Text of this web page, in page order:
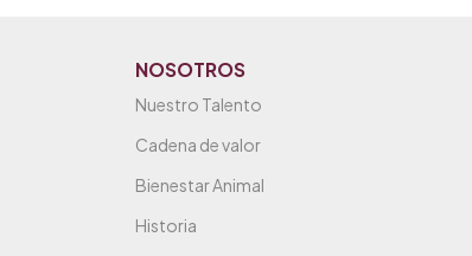
NOSOTROS
Nuestro Talento
Cadena de valor
Bienestar Animal
Historia